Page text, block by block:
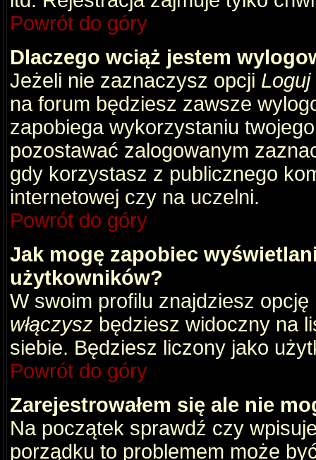
Powrót do góry
Dlaczego wciąż jestem
Jeżeli nie zaznaczysz opcji
na forum będziesz zawsze
zapobiega wykorzystaniu
pozostawać zalogowanym
gdy korzystasz z publicznego
internetowej czy na uczelni.
Powrót do góry
Jak mogę zapobiec
użytkowników?
W swoim profilu znajdziesz opcję
włączysz będziesz widoczny na
siebie. Będziesz liczony jako
Powrót do góry
Zarejestrowałem się ale nie
Na początek sprawdź czy
porządku to problemem może